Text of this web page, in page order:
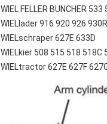
WIEL FELLER BUNCHER
WIELlader 916 920 926
WIELschraper 627E 633D
WIELkier 508 515 518 518C
WIELtractor 627E 627F